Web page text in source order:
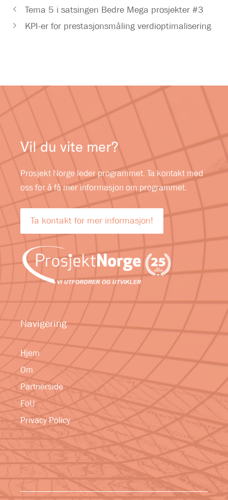
Tema 5 i satsingen Bedre Mega prosjekter #3
KPI-er for prestasjonsmåling verdioptimalisering
Vil du vite mer?
Prosjekt Norge leder programmet. Ta kontakt med
oss for å få mer informasjon om programmet.
Ta kontakt for mer informasjon!
Navigering
Hjem
Om
Partnerside
FoU
Privacy Policy